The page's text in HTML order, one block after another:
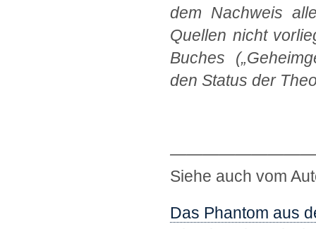
dem Nachweis
Quellen nicht
Buches
den Status der
Siehe auch vom
Das Phantom aus